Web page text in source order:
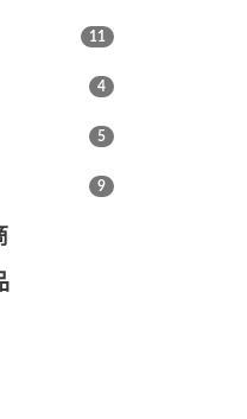
11
4
5
9